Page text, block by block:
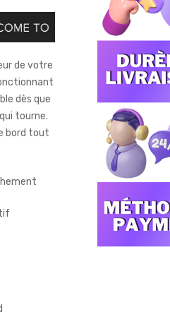
de votre
dès que
tourne.
bord tout